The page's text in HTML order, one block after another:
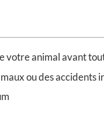
votre animal avant
ou des accidents